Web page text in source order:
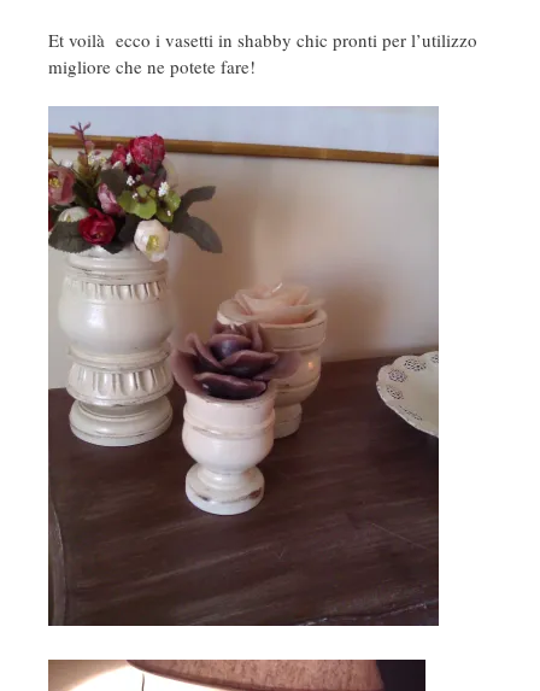
Et voilà ecco i vasetti in shabby chic pronti per l’utilizzo
migliore che ne potete fare!